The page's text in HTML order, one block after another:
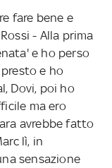
fare bene e
- Alla prima
e ho perso
e ho
Dovi, poi ho
ma ero
avrebbe fatto
lì, in
sensazione